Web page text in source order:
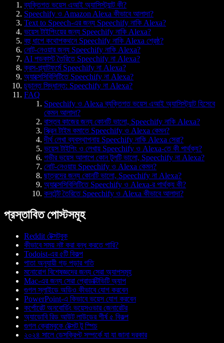
ব্যক্তিগত ভয়েস এআই অ্যাসিস্ট্যান্ট কী?
Speechify ও Amazon Alexa কীভাবে আলাদা?
Text to Speech-এর জন্য Speechify নাকি Alexa?
ভয়েস টাইপিংয়ের জন্য Speechify নাকি Alexa?
বহু ধাপে কথোপকথনে Speechify নাকি Alexa শ্রেষ্ঠ?
নোট-নেওয়ার জন্য Speechify নাকি Alexa?
AI পডকাস্ট তৈরিতে Speechify না Alexa?
ক্রস-প্ল্যাটফর্মে Speechify না Alexa?
অ্যাক্সেসিবিলিটিতে Speechify না Alexa?
চূড়ান্ত সিদ্ধান্ত: Speechify না Alexa?
FAQ
Speechify ও Alexa ব্যক্তিগত ভয়েস এআই অ্যাসিস্ট্যান্ট হিসেবে
কেমন আলাদা?
বাস্তব কাজের জন্য কোনটি ভালো, Speechify নাকি Alexa?
স্ক্রিন টাইম কমাতে Speechify ও Alexa কেমন?
দীর্ঘ লেখা ব্যবস্থাপনায় Speechify নাকি Alexa সেরা?
ভয়েস টাইপিং ও লেখায় Speechify ও Alexa-তে কী পার্থক্য?
গভীর ভয়েস আলাপে কোন টুলটি ভালো, Speechify না Alexa?
নোট-নেওয়ায় Speechify ও Alexa কেমন?
ছাত্রদের জন্য কোনটি ভালো, Speechify না Alexa?
অ্যাক্সেসিবিলিটিতে Speechify ও Alexa-র পার্থক্য কী?
কনটেন্ট তৈরিতে Speechify ও Alexa কীভাবে আলাদা?
প্রস্তাবিত পোস্টসমূহ
Reddit টেক্সটবুক
কীভাবে সময় নষ্ট করা বন্ধ করতে পারি?
Todoist-এর ৫টি বিকল্প
পাতা অনুযায়ী গড় পড়ার গতি
মনোরোগ বিশেষজ্ঞদের জন্য সেরা অ্যাপসমূহ
Mac-এর জন্য সেরা প্রোডাক্টিভিটি অ্যাপ
গুগল স্লাইডে অডিও কীভাবে যোগ করবেন
PowerPoint-এ কিভাবে ভয়েস যোগ করবেন
কর্পোরেট অনবোর্ডিং ভয়েসওভার জেনারেটর
অ্যাডোবি রিড আউট লাউডের শীর্ষ ৫ বিকল্প
গুগল ক্রোমবুকে টেক্সট টু স্পিচ
২০২৪ সালে ডেসক্রিপ্ট সম্পর্কে যা যা জানা দরকার